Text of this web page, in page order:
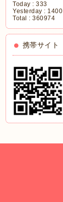
Today :333
Yesterday : 1400
Total :360974
携帯サイト